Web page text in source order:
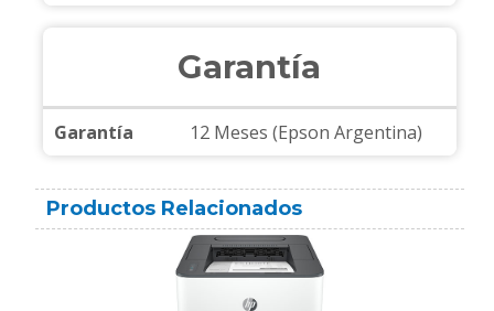
Garantía
Garantía 12 Meses (Epson Argentina)
Productos Relacionados